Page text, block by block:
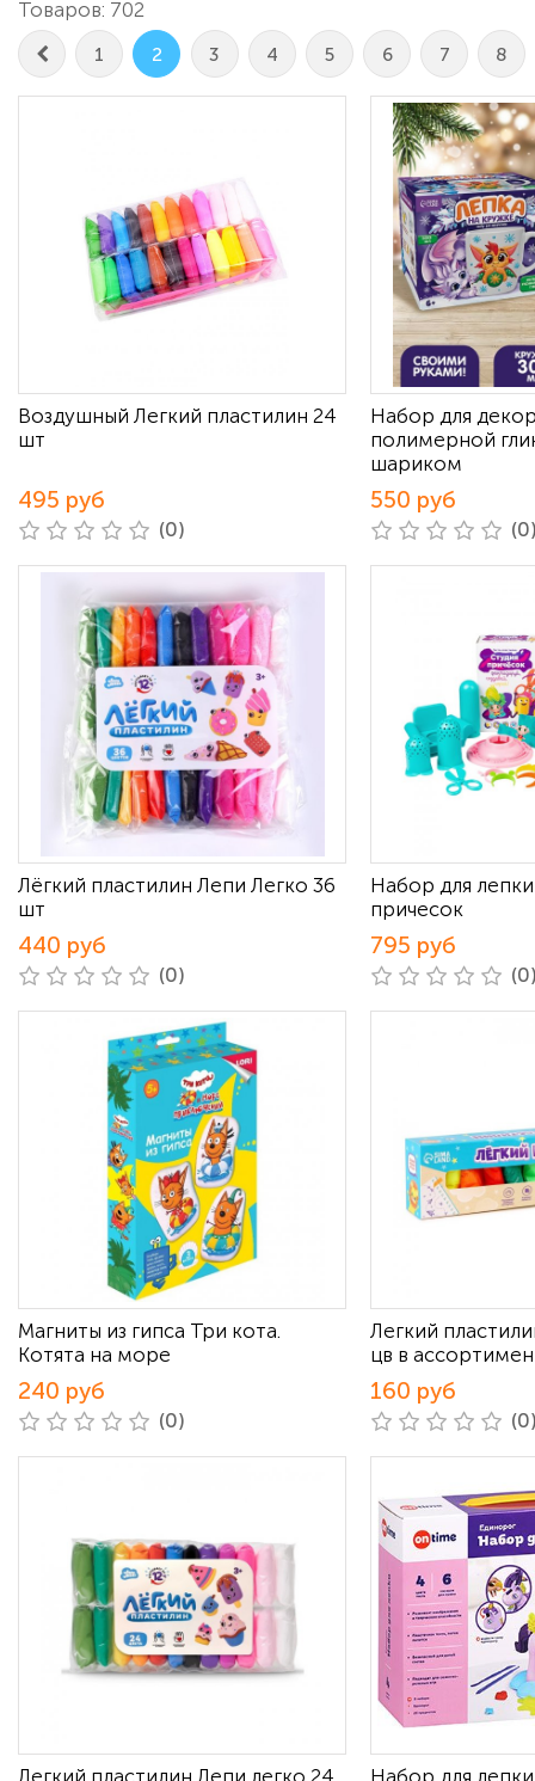
Товаров: 702
1 2 3 4 5 6 7 8
Воздушный Легкий пластилин 24
шт
495 руб
(0)
Набор для
полимерной
шариком
550 руб
Лёгкий пластилин Лепи Легко 36
шт
440 руб
(0)
Набор для
причесок
795 руб
Магниты из гипса Три кота.
Котята на море
240 руб
(0)
Легкий
цв в
160 руб
Легкий пластилин Лепи легко 24 Набор для